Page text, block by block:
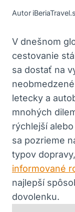
Autor
V dnešnom
cestovanie
sa dostať na
letecky a
mnohých
rýchlejší
sa pozrieme
typov dopravy,
informované
najlepší
dovolenku.